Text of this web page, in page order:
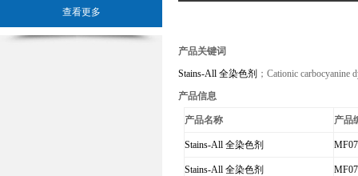
查看更多
产品关键词
Stains-All 全染色剂 ； Cationic carbocyanine
产品信息
产品名称 产品
Stains-All 全染色剂
Stains-All 全染色剂